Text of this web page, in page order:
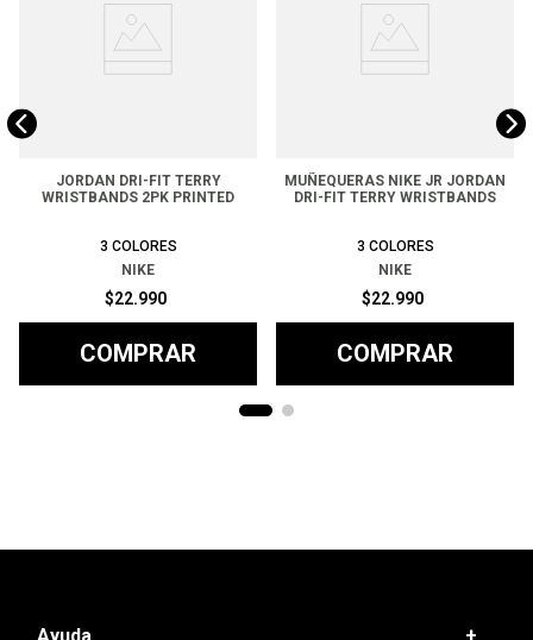
JORDAN DRI-FIT TERRY
WRISTBANDS 2PK PRINTED
3 COLORES
NIKE
$22.990
COMPRAR
MUÑEQUERAS NIKE JR JORDAN
DRI-FIT TERRY WRISTBANDS
3 COLORES
NIKE
$22.990
COMPRAR